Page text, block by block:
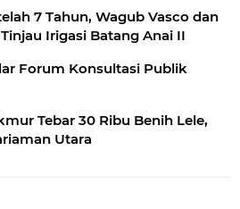
7 Tahun, Wagub Vasco dan
Irigasi Batang Anai II
Forum Konsultasi Publik
Tebar 30 Ribu Benih Lele,
Utara